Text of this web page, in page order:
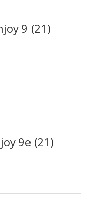
9 (21)
9e (21)